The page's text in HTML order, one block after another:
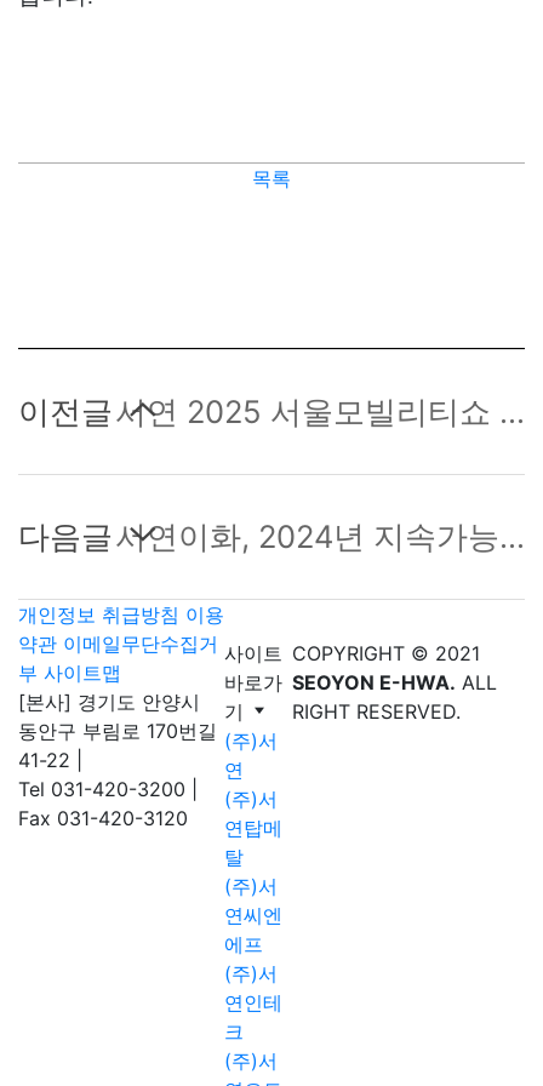
목록
이전글서연 2025 서울모빌리티쇼 참여
다음글서연이화, 2024년 지속가능경영보고서 첫 발간
개인정보 취급방침 이용
약관 이메일무단수집거
부 사이트맵
[본사] 경기도 안양시
동안구 부림로 170번길
41-22
Tel 031-420-3200
Fax 031-420-3120
사이트
바로가
기
(주)서
연
(주)서
연탑메
탈
(주)서
연씨엔
에프
(주)서
연인테
크
(주)서
COPYRIGHT © 2021
SEOYON E-HWA. ALL
RIGHT RESERVED.